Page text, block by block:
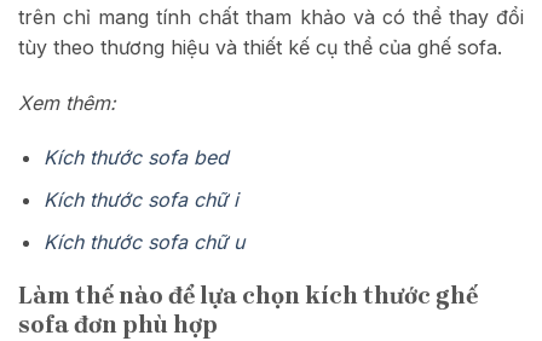
trên chỉ mang tính chất tham khảo và có thể thay đổi
tùy theo thương hiệu và thiết kế cụ thể của ghế sofa.
Xem thêm:
Kích thước sofa bed
Kích thước sofa chữ i
Kích thước sofa chữ u
Làm thế nào để lựa chọn kích thước ghế
sofa đơn phù hợp